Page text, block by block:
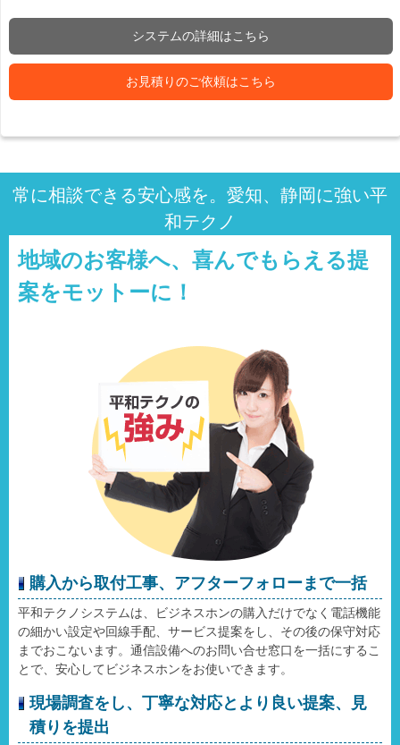
システムの詳細はこちら
お見積りのご依頼はこちら
常に相談できる安心感を。愛知、静岡に強い平
和テクノ
地域のお客様へ、喜んでもらえる提
案をモットーに！
購入から取付工事、アフターフォローまで一括
平和テクノシステムは、ビジネスホンの購入だけでなく電話機能
の細かい設定や回線手配、サービス提案をし、その後の保守対応
までおこないます。通信設備へのお問い合せ窓口を一括にするこ
とで、安心してビジネスホンをお使いできます。
現場調査をし、丁寧な対応とより良い提案、見
積りを提出